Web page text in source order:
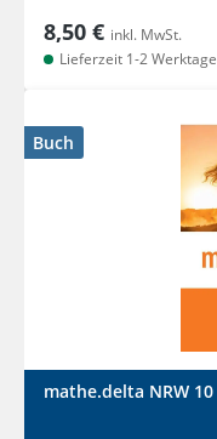
8,50 € inkl. MwSt.
Lieferzeit 1-2 Werktage
Buch
mathe.delta NRW 10